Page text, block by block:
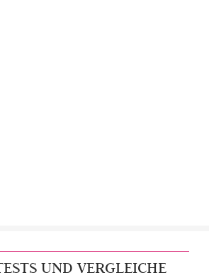
UND VERGLEICHE